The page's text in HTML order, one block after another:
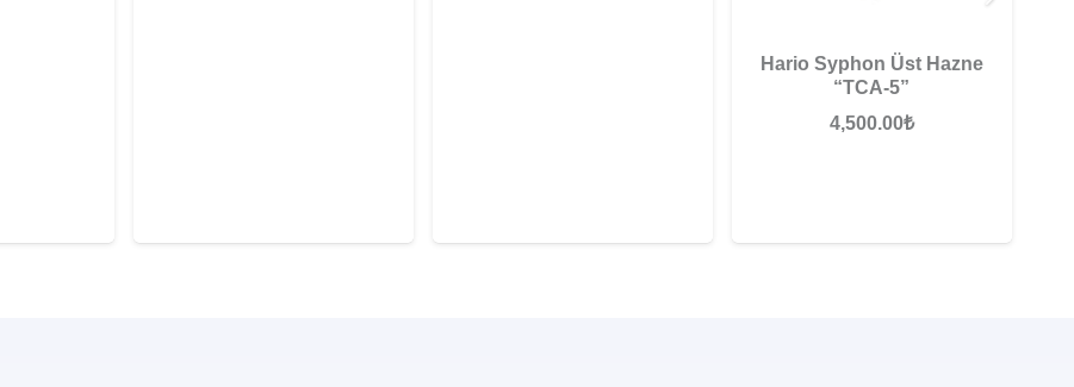
Hario Syphon Üst Hazne
“TCA-5”
4,500.00₺